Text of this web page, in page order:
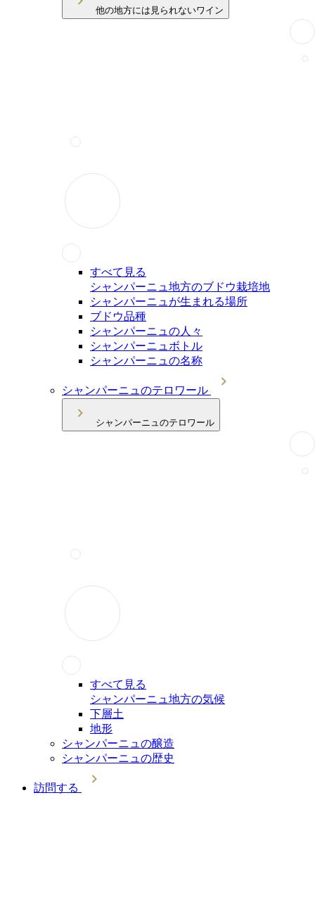
他の地方には見られないワイン
すべて見る
シャンパーニュ地方のブドウ栽培地
シャンパーニュが生まれる場所
ブドウ品種
シャンパーニュの人々
シャンパーニュボトル
シャンパーニュの名称
シャンパーニュのテロワール
シャンパーニュのテロワール
すべて見る
シャンパーニュ地方の気候
下層土
地形
シャンパーニュの醸造
シャンパーニュの歴史
訪問する